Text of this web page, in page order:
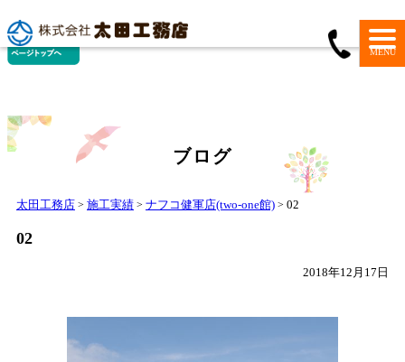
MENU
ブログ
太田工務店 > 施工実績 > ナフコ健軍店(two-one館) > 02
02
2018年12月17日